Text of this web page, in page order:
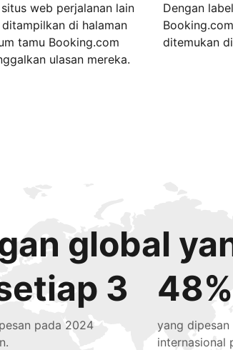
web perjalanan lain
di halaman
tamu Booking.com
ulasan mereka.
Dengan
ditemukan
global
3
pada 2024
yang
internasional